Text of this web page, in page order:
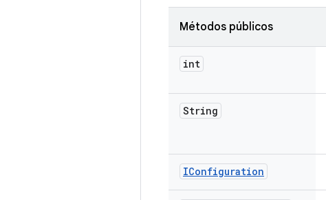
Métodos públicos
int
String
IConfiguration